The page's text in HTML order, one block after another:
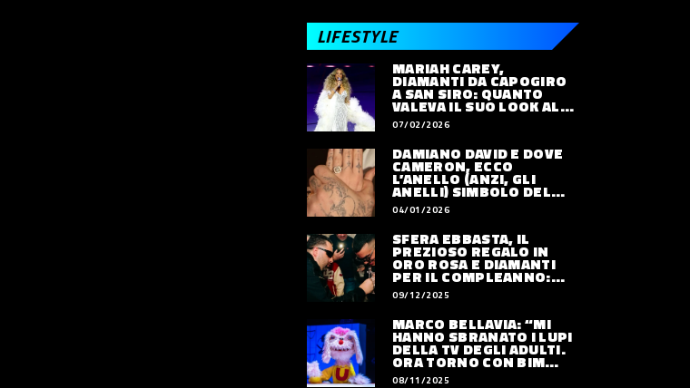
LIFESTYLE
MARIAH CAREY,
DIAMANTI DA CAPOGIRO
A SAN SIRO: QUANTO
VALEVA IL SUO LOOK ALLE
OLIMPIADI
07/02/2026
DAMIANO DAVID E DOVE
CAMERON, ECCO
L’ANELLO (ANZI, GLI
ANELLI) SIMBOLO DEL
LORO AMORE
04/01/2026
SFERA EBBASTA, IL
PREZIOSO REGALO IN
ORO ROSA E DIAMANTI
PER IL COMPLEANNO:
QUANTO VALE
09/12/2025
MARCO BELLAVIA: “MI
HANNO SBRANATO I LUPI
DELLA TV DEGLI ADULTI.
ORA TORNO CON BIM
BUM BAM PARTY”
08/11/2025